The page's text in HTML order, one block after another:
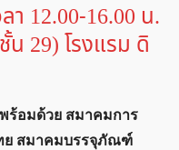
า 12.00-16.00 น.
29) โรงแรม ดิ
ร้อมด้วย สมาคมการ
ย สมาคมบรรจุภัณฑ์